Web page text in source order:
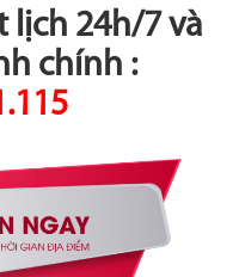
lịch 24h/7 và
chính :